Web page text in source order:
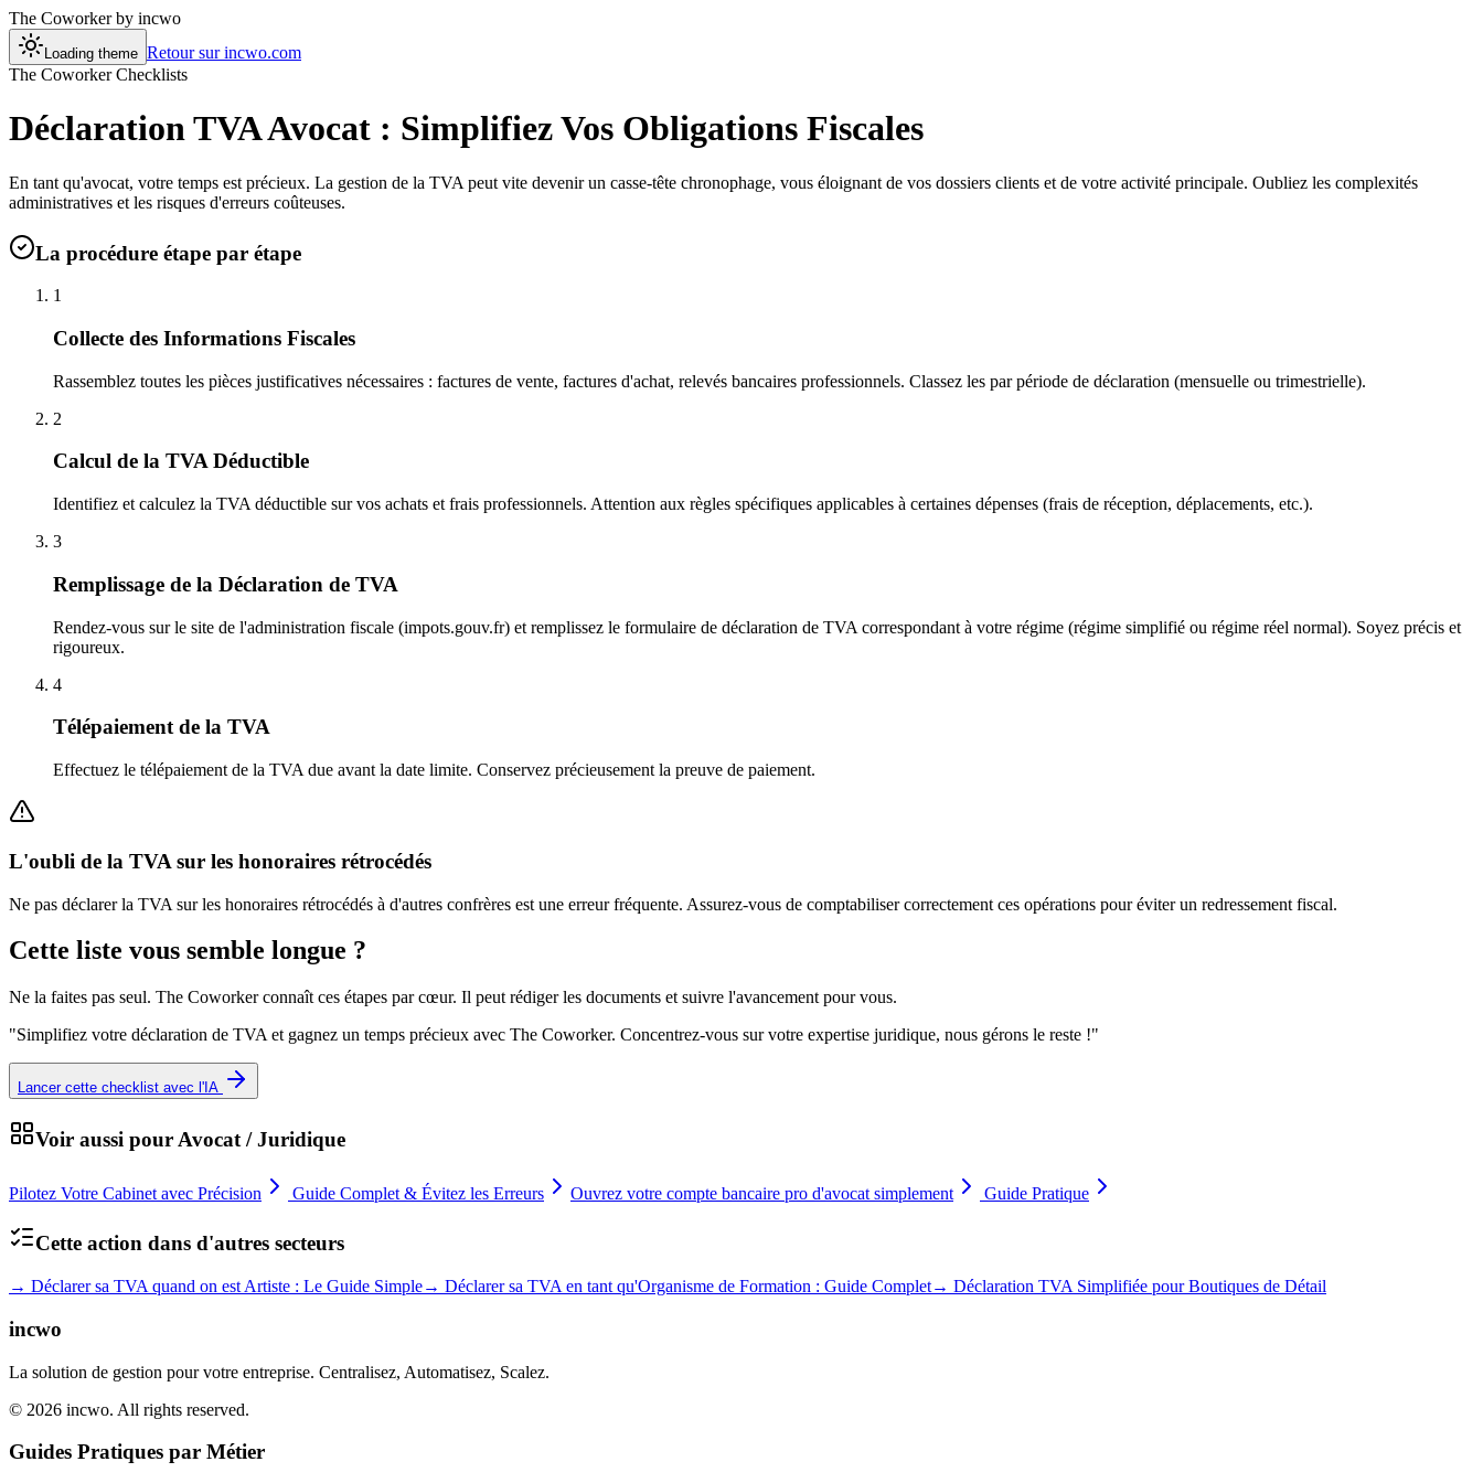
The Coworkerby incwo
Loading theme Retour sur incwo.com
The Coworker Checklists
Déclaration TVA Avocat : Simplifiez Vos Obligations Fiscales
En tant qu'avocat, votre temps est précieux. La gestion de la TVA peut vite devenir un casse-tête chronophage, vous éloignant de vos dossiers clients et de votre activité principale. Oubliez les complexités
administratives et les risques d'erreurs coûteuses.
La procédure étape par étape
1
Collecte des Informations Fiscales
Rassemblez toutes les pièces justificatives nécessaires : factures de vente, factures d'achat, relevés bancaires professionnels. Classez les par période de déclaration (mensuelle ou trimestrielle).
2
Calcul de la TVA Déductible
Identifiez et calculez la TVA déductible sur vos achats et frais professionnels. Attention aux règles spécifiques applicables à certaines dépenses (frais de réception, déplacements, etc.).
3
Remplissage de la Déclaration de TVA
Rendez-vous sur le site de l'administration fiscale (impots.gouv.fr) et remplissez le formulaire de déclaration de TVA correspondant à votre régime (régime simplifié ou régime réel normal). Soyez précis et
rigoureux.
4
Télépaiement de la TVA
Effectuez le télépaiement de la TVA due avant la date limite. Conservez précieusement la preuve de paiement.
L'oubli de la TVA sur les honoraires rétrocédés
Ne pas déclarer la TVA sur les honoraires rétrocédés à d'autres confrères est une erreur fréquente. Assurez-vous de comptabiliser correctement ces opérations pour éviter un redressement fiscal.
Cette liste vous semble longue ?
Ne la faites pas seul. The Coworker connaît ces étapes par cœur. Il peut rédiger les documents et suivre l'avancement pour vous.
"Simplifiez votre déclaration de TVA et gagnez un temps précieux avec The Coworker. Concentrez-vous sur votre expertise juridique, nous gérons le reste !"
Lancer cette checklist avec l'IA
Voir aussi pour Avocat / Juridique
Pilotez Votre Cabinet avec Précision Guide Complet & Évitez les Erreurs Ouvrez votre compte bancaire pro d'avocat simplement Guide Pratique
Cette action dans d'autres secteurs
→ Déclarer sa TVA quand on est Artiste : Le Guide Simple→ Déclarer sa TVA en tant qu'Organisme de Formation : Guide Complet→ Déclaration TVA Simplifiée pour Boutiques de Détail
incwo
La solution de gestion pour votre entreprise. Centralisez, Automatisez, Scalez.
© 2026 incwo. All rights reserved.
Guides Pratiques par Métier